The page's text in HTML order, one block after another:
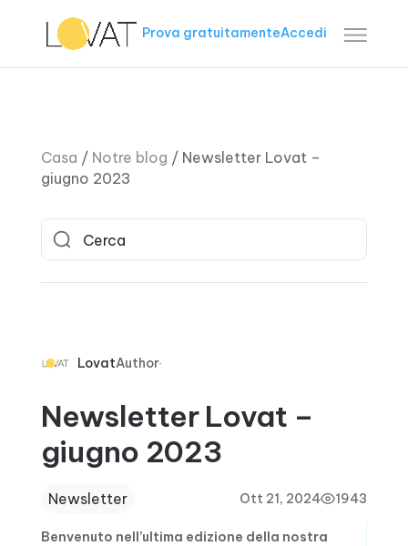
Prova gratuitamenteAccedi
Casa / Notre blog / Newsletter Lovat –
giugno 2023
LovatAuthor
Newsletter Lovat –
giugno 2023
Newsletter Ott 21, 2024 1943
Benvenuto nell’ultima edizione della nostra